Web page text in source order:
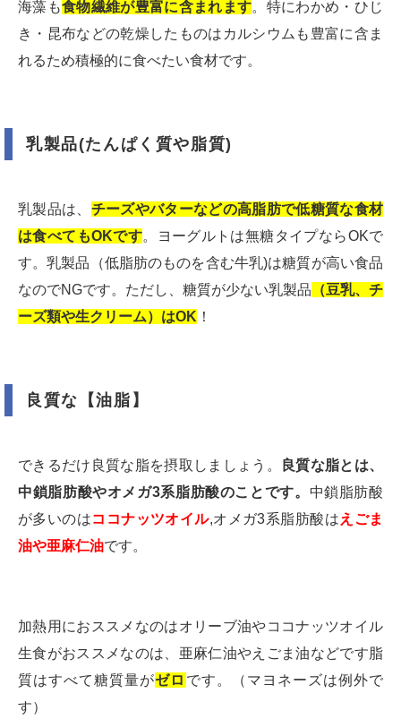
海藻も食物繊維が豊富に含まれます。特にわかめ・ひじ
き・昆布などの乾燥したものはカルシウムも豊富に含ま
れるため積極的に食べたい食材です。
乳製品(たんぱく質や脂質)
乳製品は、 チーズやバターなどの高脂肪で低糖質な食材
は食べてもOKです。ヨーグルトは無糖タイプならOKで
す。乳製品（低脂肪のものを含む牛乳)は糖質が高い食品
なのでNGです。ただし、糖質が少ない乳製品 （豆乳、チ
ーズ類や生クリーム）はOK ！
良質な【油脂】
できるだけ良質な脂を摂取しましょう。
良質な脂とは、
中鎖脂肪酸やオメガ3系脂肪酸のことです。 中鎖脂肪酸
が多いのはココナッツオイル,オメガ3系脂肪酸はえごま
油や亜麻仁油です。
加熱用におススメなのはオリーブ油やココナッツオイル
生食がおススメなのは、亜麻仁油やえごま油などです脂
質はすべて糖質量がゼロ です。（マヨネーズは例外で
す）